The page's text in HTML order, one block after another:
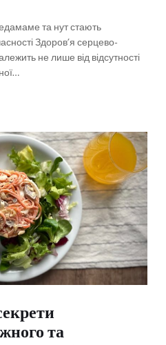
та нут стають
Здоров’я серцево-
не лише від відсутності
та